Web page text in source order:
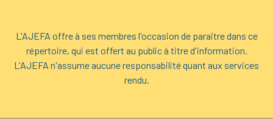
L'AJEFA offre à ses membres l'occasion de paraitre dans ce
répertoire, qui est offert au public à titre d'information.
L'AJEFA n'assume aucune responsabilité quant aux services
rendu.